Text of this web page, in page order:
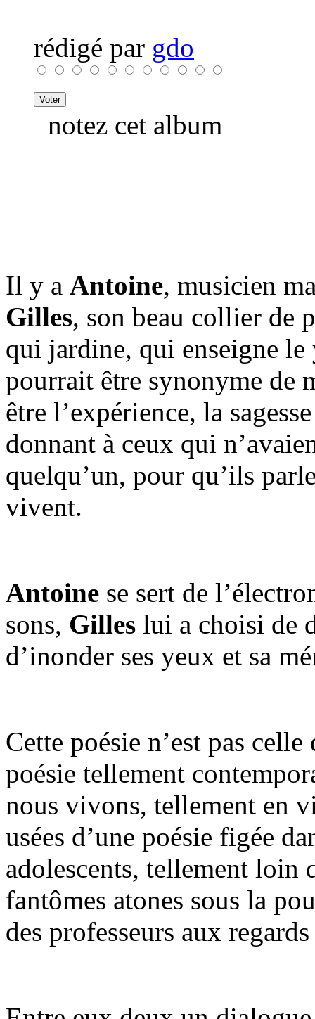
rédigé par gdo
notez cet album
Il y a Antoine, musicien
Gilles, son beau collier de
qui jardine, qui enseigne
pourrait être synonyme de
être l’expérience, la
donnant à ceux qui
quelqu’un, pour qu’ils
vivent.
Antoine se sert de
sons, Gilles lui a choisi de
d’inonder ses yeux et sa
Cette poésie n’est pas
poésie tellement
nous vivons, tellement en
usées d’une poésie figée
adolescents, tellement loin
fantômes atones sous la
des professeurs aux